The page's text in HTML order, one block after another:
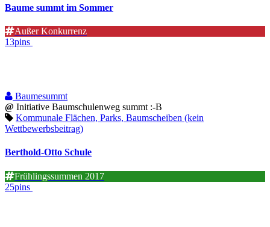
Baume summt im Sommer
Außer Konkurrenz
13pins
Baumesummt
@ Initiative Baumschulenweg summt :-B
Kommunale Flächen, Parks, Baumscheiben (kein
Wettbewerbsbeitrag)
Berthold-Otto Schule
Frühlingssummen 2017
25pins